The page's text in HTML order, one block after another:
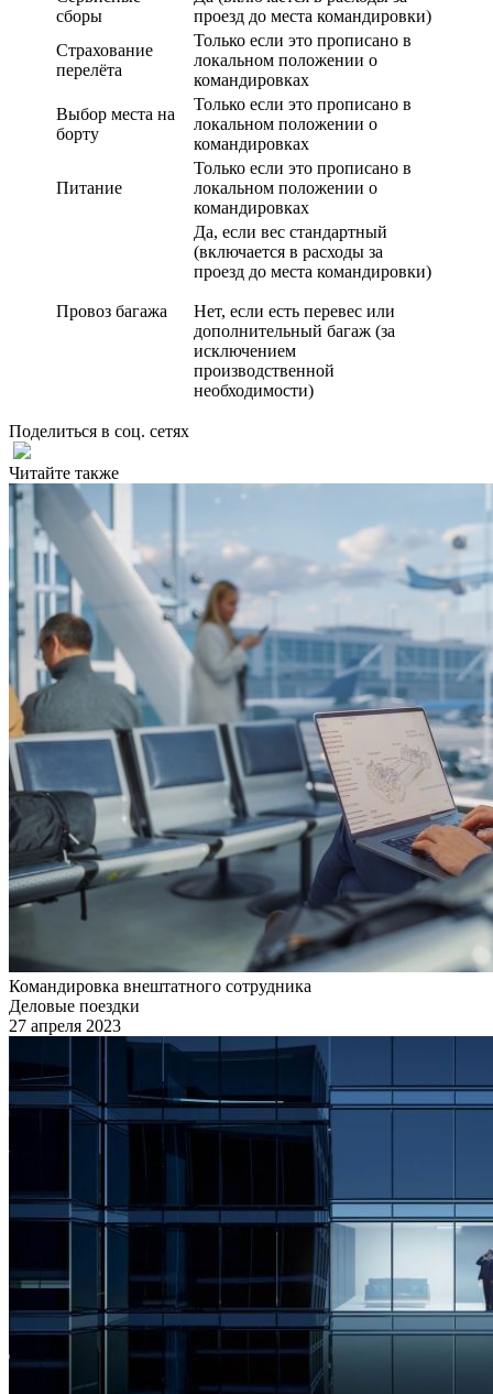
сборы
проезд до места командировки)
Страхование
перелёта
Только если это прописано в
локальном положении о
командировках
Выбор места на
борту
Только если это прописано в
локальном положении о
командировках
Питание
Только если это прописано в
локальном положении о
командировках
Провоз багажа
Да, если вес стандартный
(включается в расходы за
проезд до места командировки)
Нет, если есть перевес или
дополнительный багаж (за
исключением
производственной
необходимости)
Поделиться в соц. сетях
Читайте также
Командировка внештатного сотрудника
Деловые поездки
27 апреля 2023